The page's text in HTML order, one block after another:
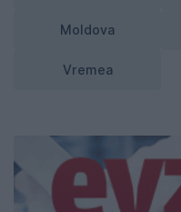
Moldova
Vremea